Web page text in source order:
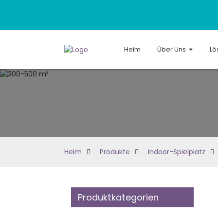
Heim Über Uns
Heim Produkte Indoor-Spielplatz
Produktkategorien